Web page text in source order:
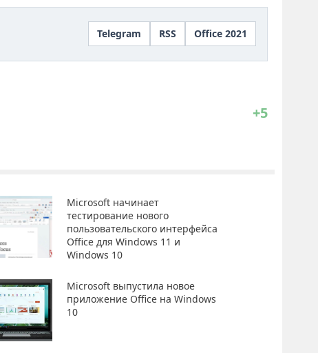
Telegram RSS Office 2021
+5
Microsoft начинает
тестирование нового
пользовательского интерфейса
Office для Windows 11 и
Windows 10
Microsoft выпустила новое
приложение Office на Windows
10